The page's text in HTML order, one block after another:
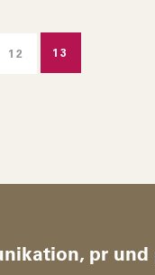
12 13
pr und